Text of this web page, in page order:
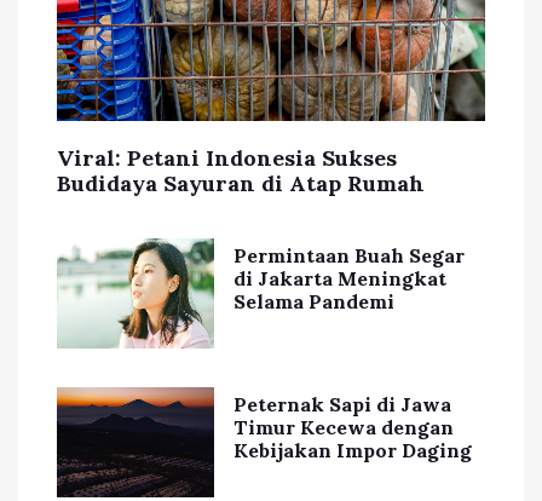
Viral: Petani Indonesia Sukses
Budidaya Sayuran di Atap Rumah
Permintaan Buah Segar
di Jakarta Meningkat
Selama Pandemi
Peternak Sapi di Jawa
Timur Kecewa dengan
Kebijakan Impor Daging